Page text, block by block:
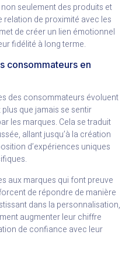
seulement des produits et
relation de proximité avec les
de créer un lien émotionnel
fidélité à long terme.
consommateurs en
des consommateurs évoluent
que jamais se sentir
les marques. Cela se traduit
allant jusqu’à la création
d’expériences uniques
aux marques qui font preuve
de répondre de manière
dans la personnalisation,
augmenter leur chiffre
de confiance avec leur